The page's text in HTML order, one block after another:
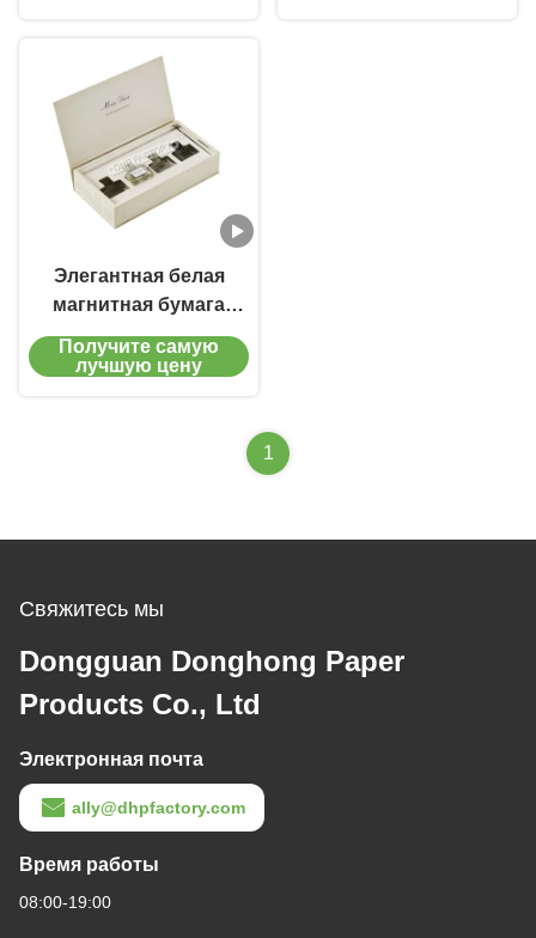
Элегантная белая
магнитная бумага
картонная коробка
для парфюмерии
Получите самую
лучшую цену
1
Свяжитесь мы
Dongguan Donghong Paper
Products Co., Ltd
Электронная почта
ally@dhpfactory.com
Время работы
08:00-19:00